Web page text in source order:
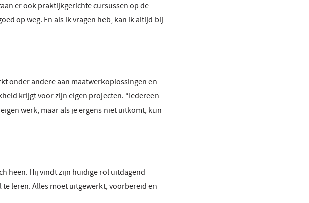
er ook praktijkgerichte cursussen op de
op weg. En als ik vragen heb, kan ik altijd bij
onder andere aan maatwerkoplossingen en
krijgt voor zijn eigen projecten. “Iedereen
werk, maar als je ergens niet uitkomt, kun
heen. Hij vindt zijn huidige rol uitdagend
leren. Alles moet uitgewerkt, voorbereid en